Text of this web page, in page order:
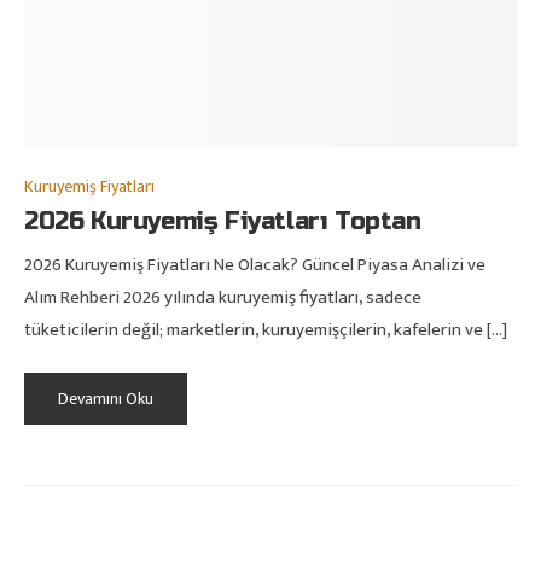
Kuruyemiş Fiyatları
2026 Kuruyemiş Fiyatları Toptan
2026 Kuruyemiş Fiyatları Ne Olacak? Güncel Piyasa Analizi ve
Alım Rehberi 2026 yılında kuruyemiş fiyatları, sadece
tüketicilerin değil; marketlerin, kuruyemişçilerin, kafelerin ve […]
Devamını Oku